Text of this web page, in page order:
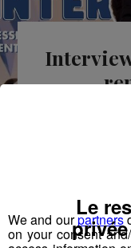
We and ourpartners
on your consent
Le